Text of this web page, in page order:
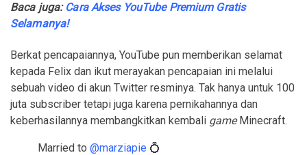
Baca juga: Cara Akses YouTube Premium Gratis
Selamanya!
Berkat pencapaiannya, YouTube pun memberikan selamat
kepada Felix dan ikut merayakan pencapaian ini melalui
sebuah video di akun Twitter resminya. Tak hanya untuk 100
juta subscriber tetapi juga karena pernikahannya dan
keberhasilannya membangkitkan kembali gameMinecraft.
Married to @marziapie 💍